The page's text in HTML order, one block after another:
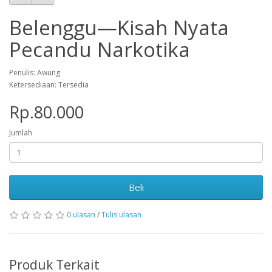
Belenggu—Kisah Nyata
Pecandu Narkotika
Penulis: Awung
Ketersediaan: Tersedia
Rp.80.000
Jumlah
Beli
0 ulasan /Tulis ulasan
Produk Terkait